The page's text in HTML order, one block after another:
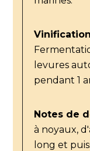
levures
pendant 1
Notes de
à noyaux,
long et